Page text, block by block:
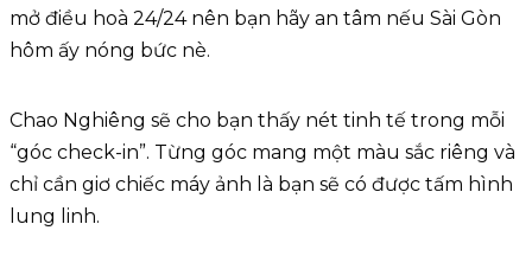
mở điều hoà 24/24 nên bạn hãy an tâm nếu Sài Gòn
hôm ấy nóng bức nè.
Chao Nghiêng sẽ cho bạn thấy nét tinh tế trong mỗi
“góc check-in”. Từng góc mang một màu sắc riêng và
chỉ cần giơ chiếc máy ảnh là bạn sẽ có được tấm hình
lung linh.